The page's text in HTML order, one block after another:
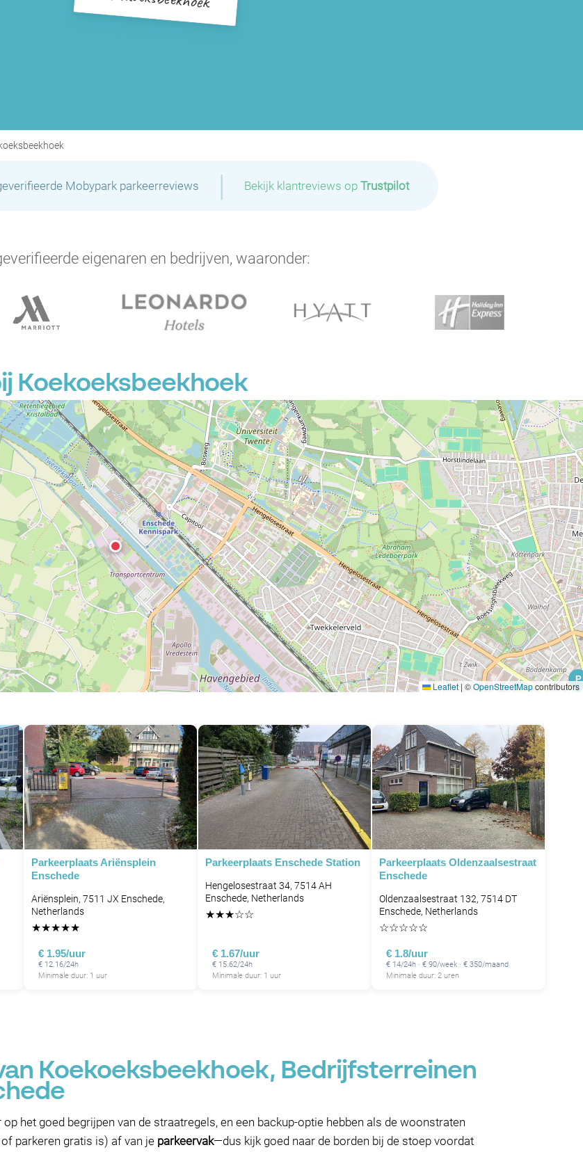
Mobypark parkeerreviews | Bekijk klantreviews op Trustpilot
eigenaren en bedrijven, waaronder:
Koekoeksbeekhoek
P
P
P
Leaflet | ©OpenStreetMapcontributors
Parkeerplaats Ariënsplein
Enschede
Ariënsplein, 7511 JX Enschede,
Netherlands
★★★★★
€ 1.95/uur
€ 12.16/24h
Minimale duur: 1 uur
Parkeerplaats Enschede Station
Hengelosestraat 34, 7514 AH
Enschede, Netherlands
★★★☆☆
€ 1.67/uur
€ 15.62/24h
Minimale duur: 1 uur
Parkeerplaats Oldenzaalsestraat
Enschede
Oldenzaalsestraat 132, 7514 DT
Enschede, Netherlands
☆☆☆☆☆
€ 1.8/uur
€ 14/24h · € 90/week · € 350/maand
Minimale duur: 2 uren
Koekoeksbeekhoek, Bedrijfsterreinen
het goed begrijpen van de straatregels, en een backup-optie hebben als de woonstraten
parkeren gratis is) af van je parkeervak—dus kijk goed naar de borden bij de stoep voordat